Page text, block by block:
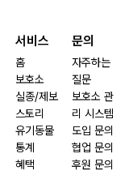
서비스
홈
보호소
실종/제보
스토리
유기동물
통계
혜택
문의
자주하는
질문
보호소 관
리 시스템
도입 문의
협업 문의
후원 문의